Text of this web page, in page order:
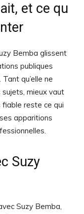
et ce qu
Bemba glissent
publiques
qu’elle ne
sujets, mieux vaut
fiable reste ce qui
apparitions
Suzy
Suzy Bemba,